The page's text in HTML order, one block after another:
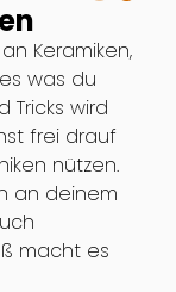
Keramiken,
was du
Tricks wird
frei drauf
nützen.
an deinem
macht es